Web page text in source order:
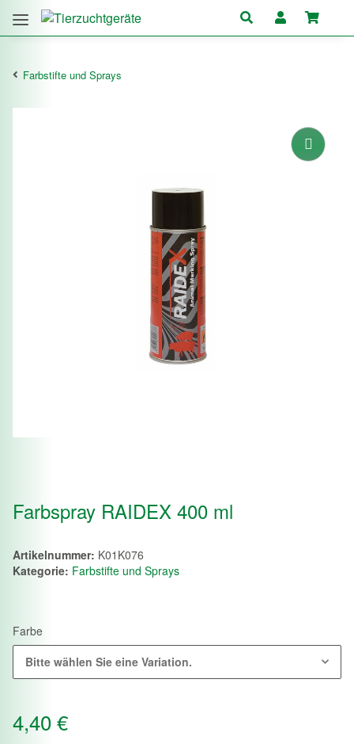
Farbstifte und Sprays
Farbspray RAIDEX 400 ml
Artikelnummer: K01K076
Kategorie: Farbstifte und Sprays
Farbe
Bitte wählen Sie eine Variation.
4,40 €